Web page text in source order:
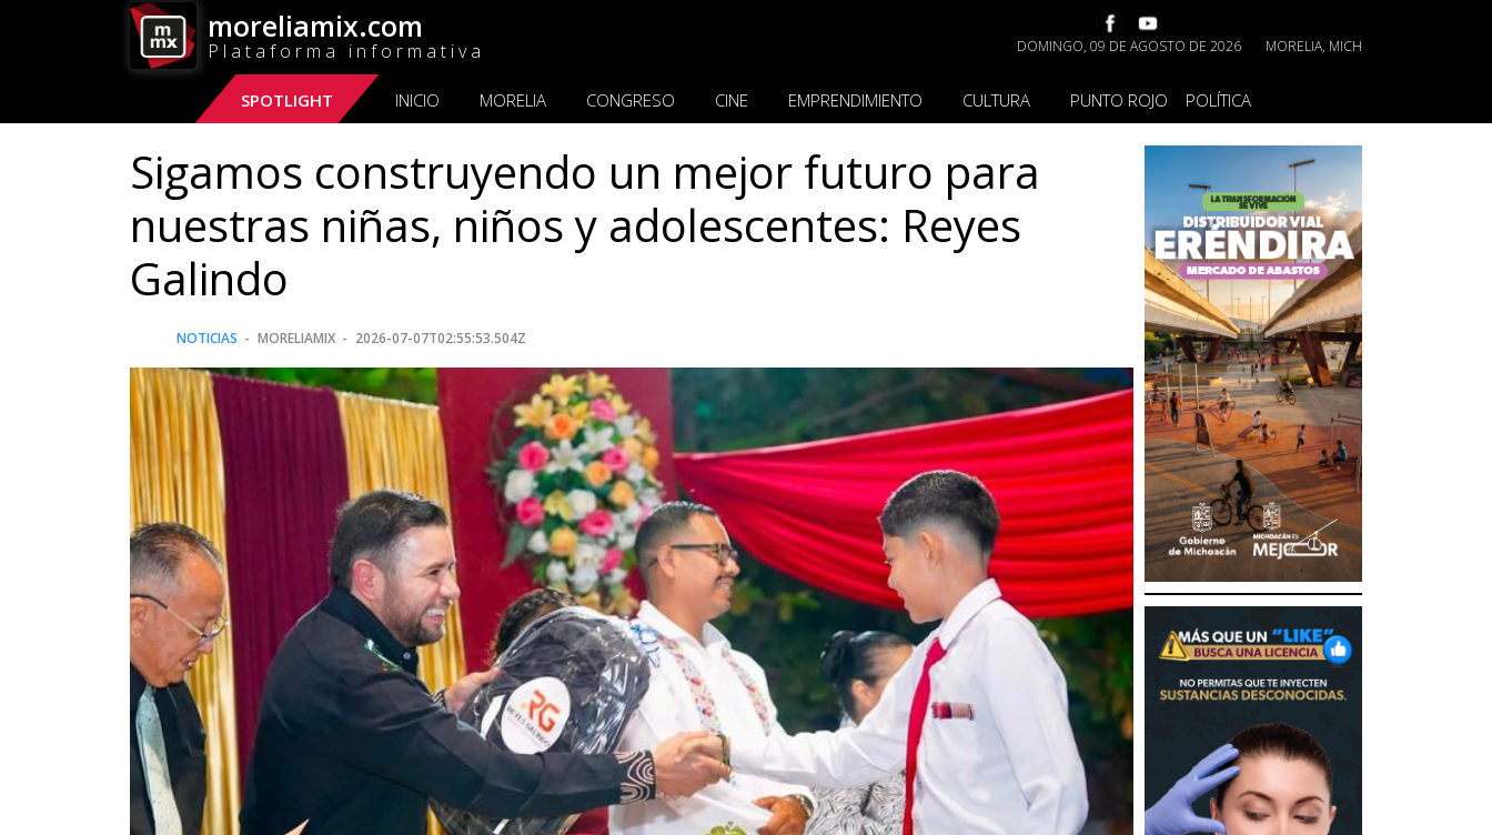
moreliamix.com
Plataforma informativa DOMINGO, 09 DE AGOSTO DE 2026 MORELIA, MICH
SPOTLIGHT INICIO MORELIA CONGRESO CINE EMPRENDIMIENTO CULTURA PUNTO ROJO POLÍTICA
Sigamos construyendo un mejor futuro para
nuestras niñas, niños y adolescentes: Reyes
Galindo
NOTICIAS MORELIAMIX 2026-07-07T02:55:53.504Z